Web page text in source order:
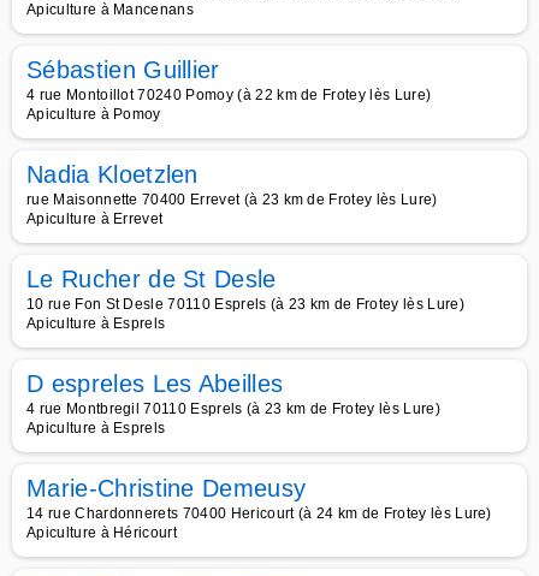
Apiculture à Mancenans
Sébastien Guillier
4 rue Montoillot 70240 Pomoy (à 22 km de Frotey lès Lure)
Apiculture à Pomoy
Nadia Kloetzlen
rue Maisonnette 70400 Errevet (à 23 km de Frotey lès Lure)
Apiculture à Errevet
Le Rucher de St Desle
10 rue Fon St Desle 70110 Esprels (à 23 km de Frotey lès Lure)
Apiculture à Esprels
D espreles Les Abeilles
4 rue Montbregil 70110 Esprels (à 23 km de Frotey lès Lure)
Apiculture à Esprels
Marie-Christine Demeusy
14 rue Chardonnerets 70400 Hericourt (à 24 km de Frotey lès Lure)
Apiculture à Héricourt